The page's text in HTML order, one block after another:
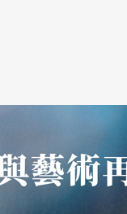
正好呼應了疫